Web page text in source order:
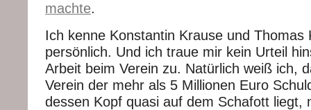
machte.
Ich kenne Konstantin Krause und Thomas
persönlich. Und ich traue mir kein Urteil
Arbeit beim Verein zu. Natürlich weiß ich,
Verein der mehr als 5 Millionen Euro
dessen Kopf quasi auf dem Schafott liegt,